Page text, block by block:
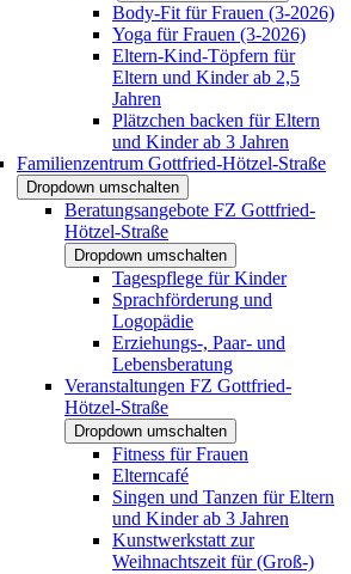
Body-Fit für Frauen (3-2026)
Yoga für Frauen (3-2026)
Eltern-Kind-Töpfern für
Eltern und Kinder ab 2,5
Jahren
Plätzchen backen für Eltern
und Kinder ab 3 Jahren
Familienzentrum Gottfried-Hötzel-Straße
Dropdown umschalten
Beratungsangebote FZ Gottfried-
Hötzel-Straße
Dropdown umschalten
Tagespflege für Kinder
Sprachförderung und
Logopädie
Erziehungs-, Paar- und
Lebensberatung
Veranstaltungen FZ Gottfried-
Hötzel-Straße
Dropdown umschalten
Fitness für Frauen
Elterncafé
Singen und Tanzen für Eltern
und Kinder ab 3 Jahren
Kunstwerkstatt zur
Weihnachtszeit für (Groß-)